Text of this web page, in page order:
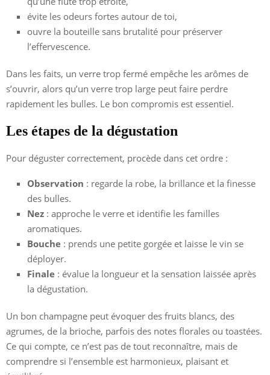
évite les odeurs fortes autour de toi,
ouvre la bouteille sans brutalité pour préserver
l’effervescence.
Dans les faits, un verre trop fermé empêche les arômes de
s’ouvrir, alors qu’un verre trop large peut faire perdre
rapidement les bulles. Le bon compromis est essentiel.
Les étapes de la dégustation
Pour déguster correctement, procède dans cet ordre :
Observation : regarde la robe, la brillance et la finesse
des bulles.
Nez : approche le verre et identifie les familles
aromatiques.
Bouche : prends une petite gorgée et laisse le vin se
déployer.
Finale : évalue la longueur et la sensation laissée après
la dégustation.
Un bon champagne peut évoquer des fruits blancs, des
agrumes, de la brioche, parfois des notes florales ou toastées.
Ce qui compte, ce n’est pas de tout reconnaître, mais de
comprendre si l’ensemble est harmonieux, plaisant et